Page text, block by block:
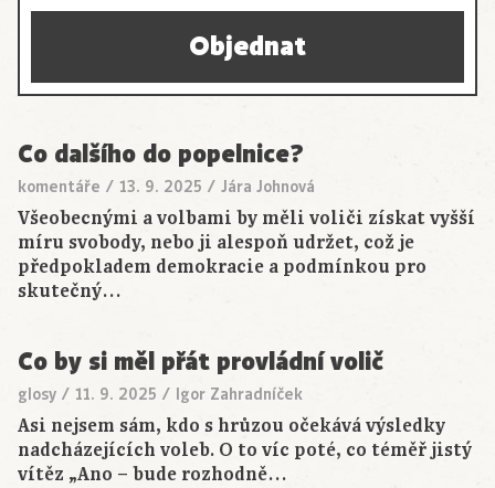
Objednat
Co dalšího do popelnice?
komentáře / 13. 9. 2025 / Jára Johnová
Všeobecnými a volbami by měli voliči získat vyšší
míru svobody, nebo ji alespoň udržet, což je
předpokladem demokracie a podmínkou pro
skutečný…
Co by si měl přát provládní volič
glosy / 11. 9. 2025 / Igor Zahradníček
Asi nejsem sám, kdo s hrůzou očekává výsledky
nadcházejících voleb. O to víc poté, co téměř jistý
vítěz „Ano – bude rozhodně…